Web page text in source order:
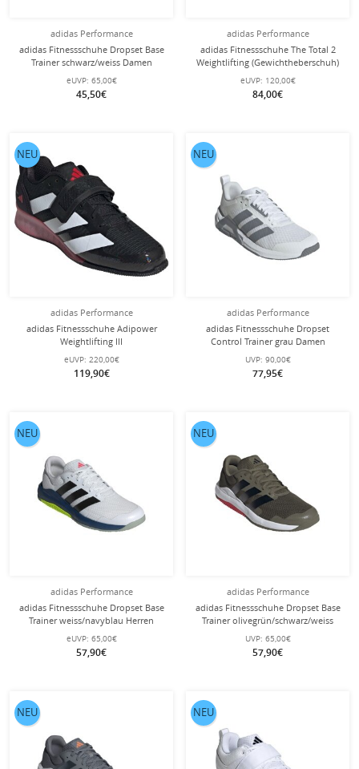
adidas Performance
adidas Fitnessschuhe Dropset Base
Trainer schwarz/weiss Damen
eUVP: 65,00€
45,50€
adidas Performance
adidas Fitnessschuhe The Total 2
Weightlifting (Gewichtheberschuh)
schwarz/carbon Herren
eUVP: 120,00€
84,00€
adidas Performance
adidas Fitnessschuhe Adipower
Weightlifting III
(Gewichtheberschuh) 2025
schwarz/weiss/pflaumeviolett
Herren
eUVP: 220,00€
119,90€
NEU
adidas Performance
adidas Fitnessschuhe Dropset
Control Trainer grau Damen
UVP: 90,00€
77,95€
NEU
adidas Performance
adidas Fitnessschuhe Dropset Base
Trainer weiss/navyblau Herren
eUVP: 65,00€
57,90€
NEU
adidas Performance
adidas Fitnessschuhe Dropset Base
Trainer olivegrün/schwarz/weiss
Herren
UVP: 65,00€
57,90€
NEU
NEU NEU